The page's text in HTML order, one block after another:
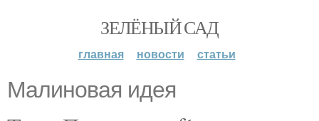
ЗЕЛЁНЫЙ САД
главная новости статьи
Малиновая идея